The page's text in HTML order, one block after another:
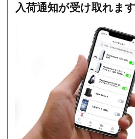
入荷通知が受け取れます